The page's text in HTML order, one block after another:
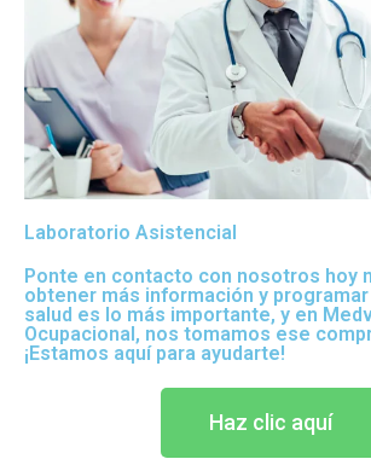
Laboratorio Asistencial
Ponte en contacto con nosotros hoy
obtener más información y
salud es lo más importante, y en
Ocupacional, nos tomamos ese
¡Estamos aquí para ayudarte!
Haz clic aquí